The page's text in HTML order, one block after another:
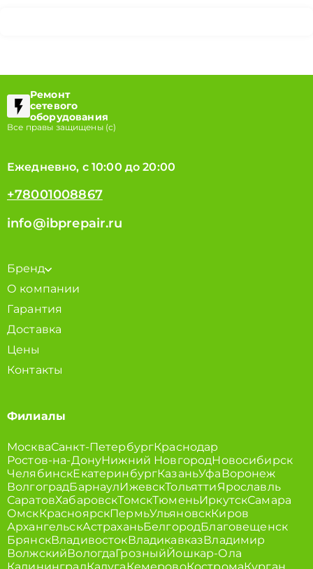
Ремонт
сетевого
оборудования
Все правы защищены (с)
Ежедневно, с 10:00 до 20:00
+78001008867
info@ibprepair.ru
Бренд
О компании
Гарантия
Доставка
Цены
Контакты
Филиалы
МоскваСанкт-ПетербургКраснодар
Ростов-на-ДонуНижний НовгородНовосибирск
ЧелябинскЕкатеринбургКазаньУфаВоронеж
ВолгоградБарнаулИжевскТольяттиЯрославль
СаратовХабаровскТомскТюменьИркутскСамара
ОмскКрасноярскПермьУльяновскКиров
АрхангельскАстраханьБелгородБлаговещенск
БрянскВладивостокВладикавказВладимир
ВолжскийВологдаГрозныйЙошкар-Ола